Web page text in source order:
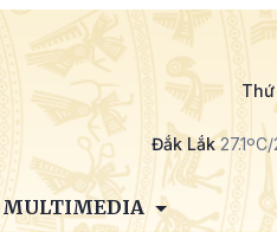
Đắk Lắk
MULTIMEDIA